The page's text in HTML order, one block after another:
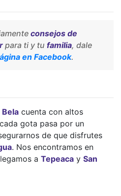
consejos de
para ti y tu familia, dale
en Facebook.
cuenta con altos
gota pasa por un
de que disfrutes
. Nos encontramos en
a Tepeaca y San